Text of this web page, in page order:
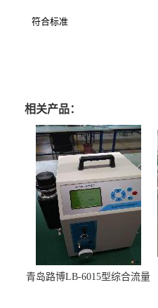
符合标准
相关产品：
青岛路博LB-6015型综合流量